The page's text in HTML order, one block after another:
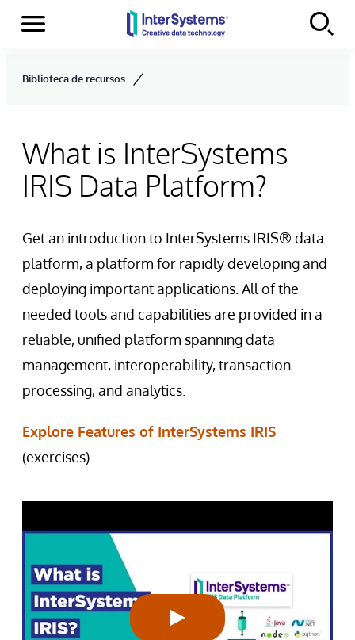
Skip to content
Menu
Biblioteca de recursos
What is InterSystems
IRIS Data Platform?
Get an introduction to InterSystems IRIS® data
platform, a platform for rapidly developing and
deploying important applications. All of the
needed tools and capabilities are provided in a
reliable, unified platform spanning data
management, interoperability, transaction
processing, and analytics.
Explore Features of InterSystems IRIS
(exercises).